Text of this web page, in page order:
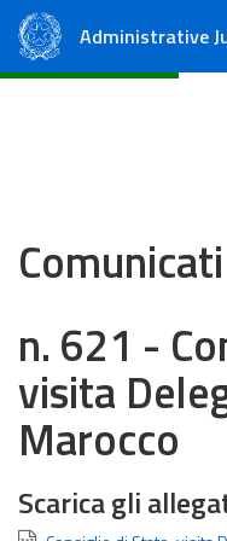
Administrative
n. 621 -
visita
Marocco
Scarica gli